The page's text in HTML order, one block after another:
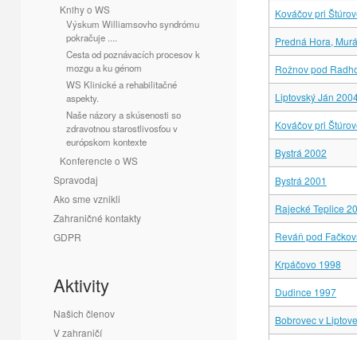
Knihy o WS
Výskum Williamsovho syndrómu
pokračuje ....
Cesta od poznávacích procesov k
mozgu a ku génom
WS Klinické a rehabilitačné
aspekty.
Naše názory a skúsenosti so
zdravotnou starostlivosťou v
európskom kontexte
Konferencie o WS
Spravodaj
Ako sme vznikli
Zahraničné kontakty
GDPR
Aktivity
Našich členov
V zahraničí
Kováčov pri
Predná Hora,
Rožnov pod
Liptovský Ján
Kováčov pri
Bystrá 2002
Bystrá 2001
Rajecké Teplice
Reváň pod
Krpáčovo 1998
Dudince 1997
Bobrovec v